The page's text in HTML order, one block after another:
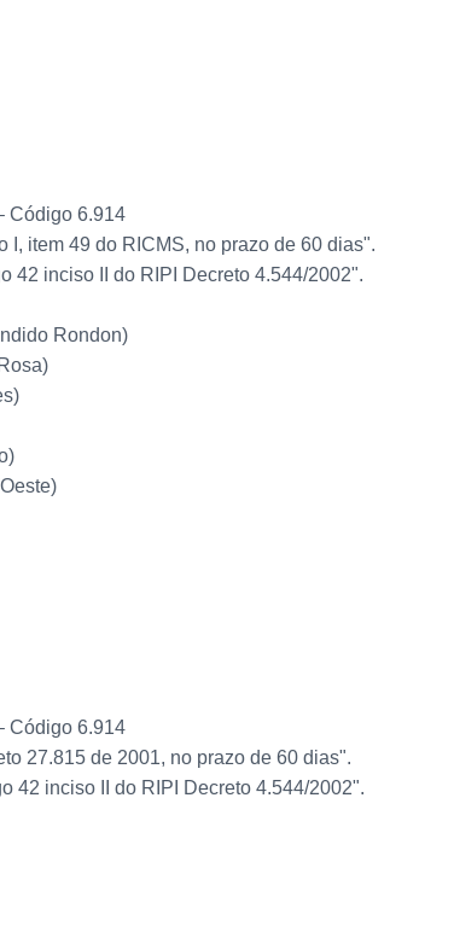
Código 6.914
I, item 49 do RICMS, no prazo de 60 dias".
42 inciso II do RIPI Decreto 4.544/2002".
Rondon)
Código 6.914
27.815 de 2001, no prazo de 60 dias".
42 inciso II do RIPI Decreto 4.544/2002".